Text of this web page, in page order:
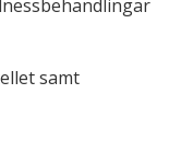
samt